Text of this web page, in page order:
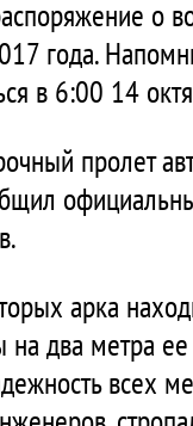
о
года.
в 6:00 14
пролет
арка
два метра
всех